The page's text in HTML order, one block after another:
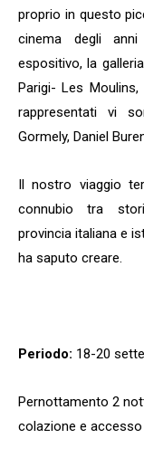
proprio in questo
cinema degli
espositivo, la
Parigi- Les
rappresentati vi
Gormely, Daniel
Il nostro viaggio
connubio tra
provincia italiana e
ha saputo creare.
Periodo: 18-20
Pernottamento 2
colazione e